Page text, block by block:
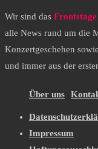
Wir sind das
alle News rund um die
Konzertgeschehen
und immer aus der
Über uns
Impressum